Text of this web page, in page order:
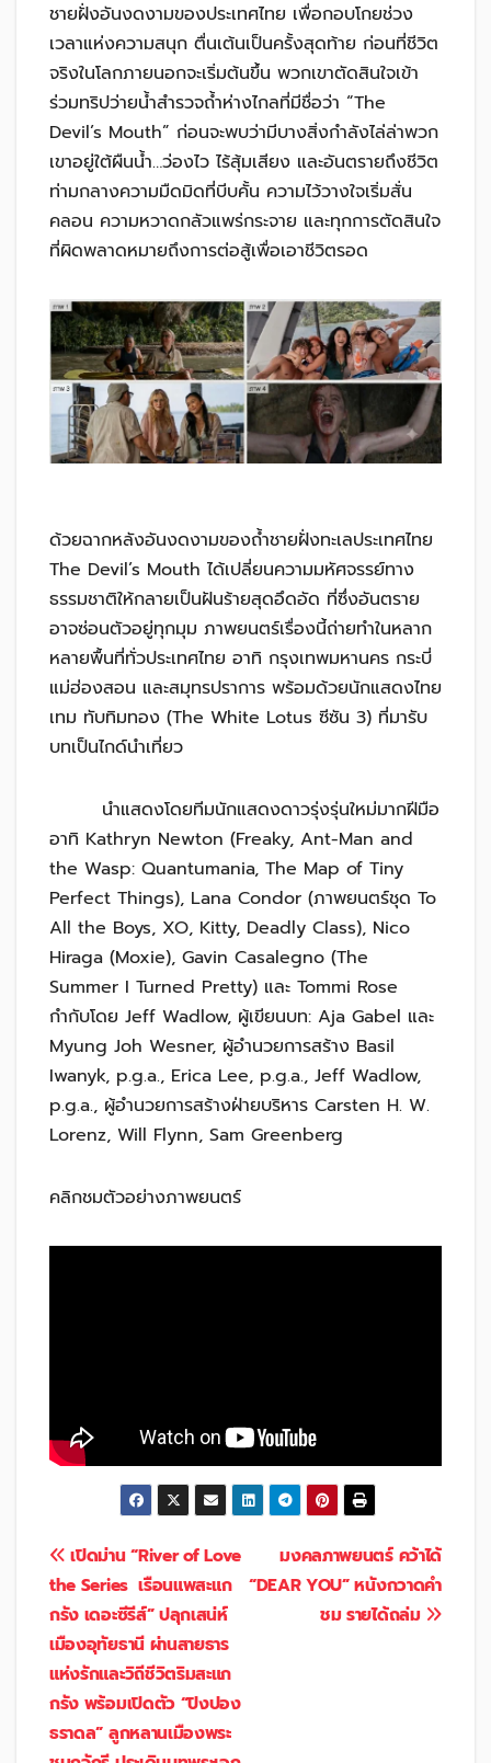
ชายฝั่งอันงดงามของประเทศไทย เพื่อกอบโกยช่วง
เวลาแห่งความสนุก ตื่นเต้นเป็นครั้งสุดท้าย ก่อนที่ชีวิต
จริงในโลกภายนอกจะเริ่มต้นขึ้น พวกเขาตัดสินใจเข้า
ร่วมทริปว่ายน้ำสำรวจถ้ำห่างไกลที่มีชื่อว่า “The
Devil’s Mouth” ก่อนจะพบว่ามีบางสิ่งกำลังไล่ล่าพวก
เขาอยู่ใต้ผืนน้ำ…ว่องไว ไร้สุ้มเสียง และอันตรายถึงชีวิต
ท่ามกลางความมืดมิดที่บีบคั้น ความไว้วางใจเริ่มสั่น
คลอน ความหวาดกลัวแพร่กระจาย และทุกการตัดสินใจ
ที่ผิดพลาดหมายถึงการต่อสู้เพื่อเอาชีวิตรอด
ด้วยฉากหลังอันงดงามของถ้ำชายฝั่งทะเลประเทศไทย
The Devil’s Mouth ได้เปลี่ยนความมหัศจรรย์ทาง
ธรรมชาติให้กลายเป็นฝันร้ายสุดอึดอัด ที่ซึ่งอันตราย
อาจซ่อนตัวอยู่ทุกมุม ภาพยนตร์เรื่องนี้ถ่ายทำในหลาก
หลายพื้นที่ทั่วประเทศไทย อาทิ กรุงเทพมหานคร กระบี่
แม่ฮ่องสอน และสมุทรปราการ พร้อมด้วยนักแสดงไทย
เทม ทับทิมทอง (The White Lotus ซีซัน 3) ที่มารับ
บทเป็นไกด์นำเที่ยว
นำแสดงโดยทีมนักแสดงดาวรุ่งรุ่นใหม่มากฝีมือ
อาทิ Kathryn Newton (Freaky, Ant-Man and
the Wasp: Quantumania, The Map of Tiny
Perfect Things), Lana Condor (ภาพยนตร์ชุด To
All the Boys, XO, Kitty, Deadly Class), Nico
Hiraga (Moxie), Gavin Casalegno (The
Summer I Turned Pretty) และ Tommi Rose
กำกับโดย Jeff Wadlow, ผู้เขียนบท: Aja Gabel และ
Myung Joh Wesner, ผู้อำนวยการสร้าง Basil
Iwanyk, p.g.a., Erica Lee, p.g.a., Jeff Wadlow,
p.g.a., ผู้อำนวยการสร้างฝ่ายบริหาร Carsten H. W.
Lorenz, Will Flynn, Sam Greenberg
คลิกชมตัวอย่างภาพยนตร์
แนะแนว
เรื่อง
มงคลภาพยนตร์ คว้าได้
“DEAR YOU” หนังกวาดคำ
ชม รายได้ถล่ม
เปิดม่าน “River of Love
the Series เรือนแพสะแก
กรัง เดอะซีรีส์” ปลุกเสน่ห์
เมืองอุทัยธานี ผ่านสายธาร
แห่งรักและวิถีชีวิตริมสะแก
กรัง พร้อมเปิดตัว “ปิงปอง
ธราดล” ลูกหลานเมืองพระ